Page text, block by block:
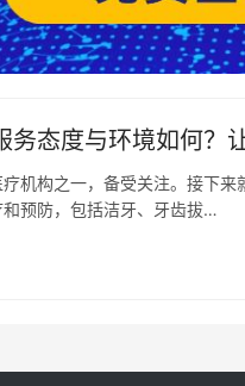
态度与环境如何？
机构之一，备受关注。接下
预防，包括洁牙、牙齿拔…